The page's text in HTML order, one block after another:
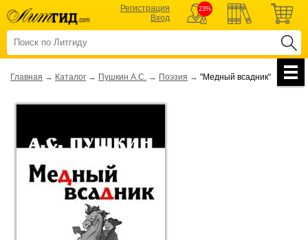
Регистрация
Вход
23%
Главная → Каталог → Пушкин А.С. → Поэзия → "Медный всадник"